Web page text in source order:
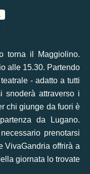
torna il Maggiolino.
alle 15.30. Partendo
- adatto a tutti
attraverso i
chi giunge da fuori è
da Lugano.
prenotarsi
VivaGandria offrirà a
giornata lo trovate